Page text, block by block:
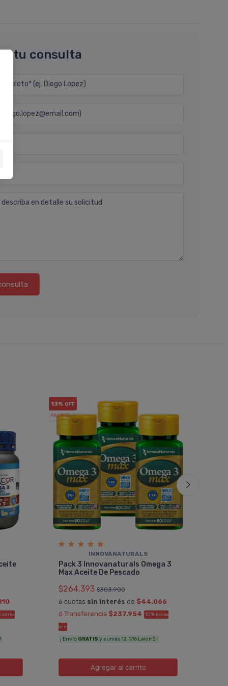
tu consulta
(ej. Diego Lopez)
diego.lopez@email.com)
en detalle su solicitud
EXTRA
13% OFF
PACK x3u.
INNOVANATURALS
Pack 3 Innovanaturals Omega 3
Max Aceite De Pescado
$264.393 $303.900
6 cuotas sin interés de $44.066
ó Transferencia $237.954 10% EXTRA
OFF
¡ Envío GRATIS y sumás 12.076 Leloir$ !
Agregaral carrito